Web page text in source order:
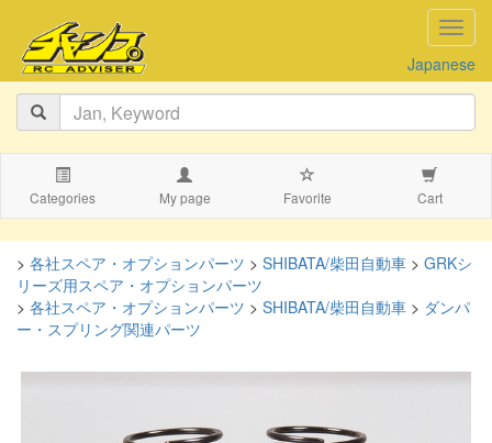
Japanese
Categories My page Favorite Cart
> 各社スペア・オプションパーツ > SHIBATA/柴田自動車 > GRKシ
リーズ用スペア・オプションパーツ
> 各社スペア・オプションパーツ > SHIBATA/柴田自動車 > ダンパ
ー・スプリング関連パーツ